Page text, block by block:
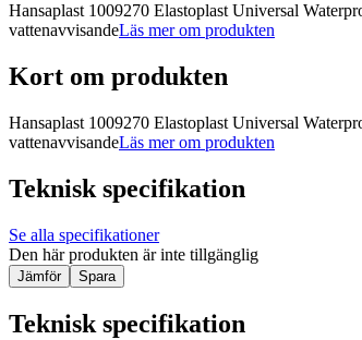
Hansaplast 1009270 Elastoplast Universal
vattenavvisandeLäs mer om produkten
Kort om produkten
Hansaplast 1009270 Elastoplast Universal
vattenavvisandeLäs mer om produkten
Teknisk specifikation
Se alla specifikationer
Den här produkten är inte tillgänglig
Jämför Spara
Teknisk specifikation